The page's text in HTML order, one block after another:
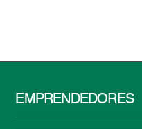
EMPRENDEDORES